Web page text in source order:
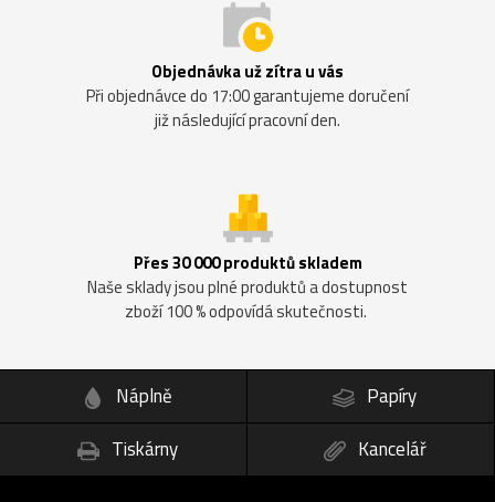
Objednávka už zítra u vás
Při objednávce do 17:00 garantujeme doručení
již následující pracovní den.
Přes 30 000 produktů skladem
Naše sklady jsou plné produktů a dostupnost
zboží 100 % odpovídá skutečnosti.
Náplně
Papíry
Tiskárny
Kancelář